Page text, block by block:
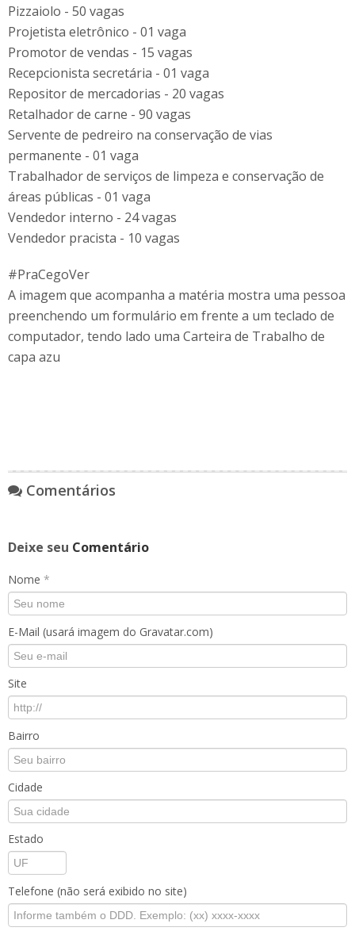
Pizzaiolo - 50 vagas
Projetista eletrônico - 01 vaga
Promotor de vendas - 15 vagas
Recepcionista secretária - 01 vaga
Repositor de mercadorias - 20 vagas
Retalhador de carne - 90 vagas
Servente de pedreiro na conservação de vias
permanente - 01 vaga
Trabalhador de serviços de limpeza e conservação de
áreas públicas - 01 vaga
Vendedor interno - 24 vagas
Vendedor pracista - 10 vagas
#PraCegoVer
A imagem que acompanha a matéria mostra uma pessoa
preenchendo um formulário em frente a um teclado de
computador, tendo lado uma Carteira de Trabalho de
capa azu
Comentários
Deixe seu Comentário
Nome *
E-Mail (usará imagem do Gravatar.com)
Site
Bairro
Cidade
Estado
Telefone (não será exibido no site)